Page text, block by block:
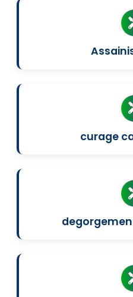
curage